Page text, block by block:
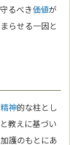
るべき価値が
らせる一因と
精神的な柱とし
と教えに基づい
護のもとにあ